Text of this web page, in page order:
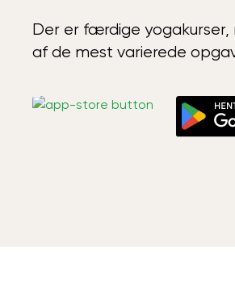
Der er færdige yogakurser,
af de mest varierede